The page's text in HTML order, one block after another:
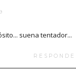
suena tentador...